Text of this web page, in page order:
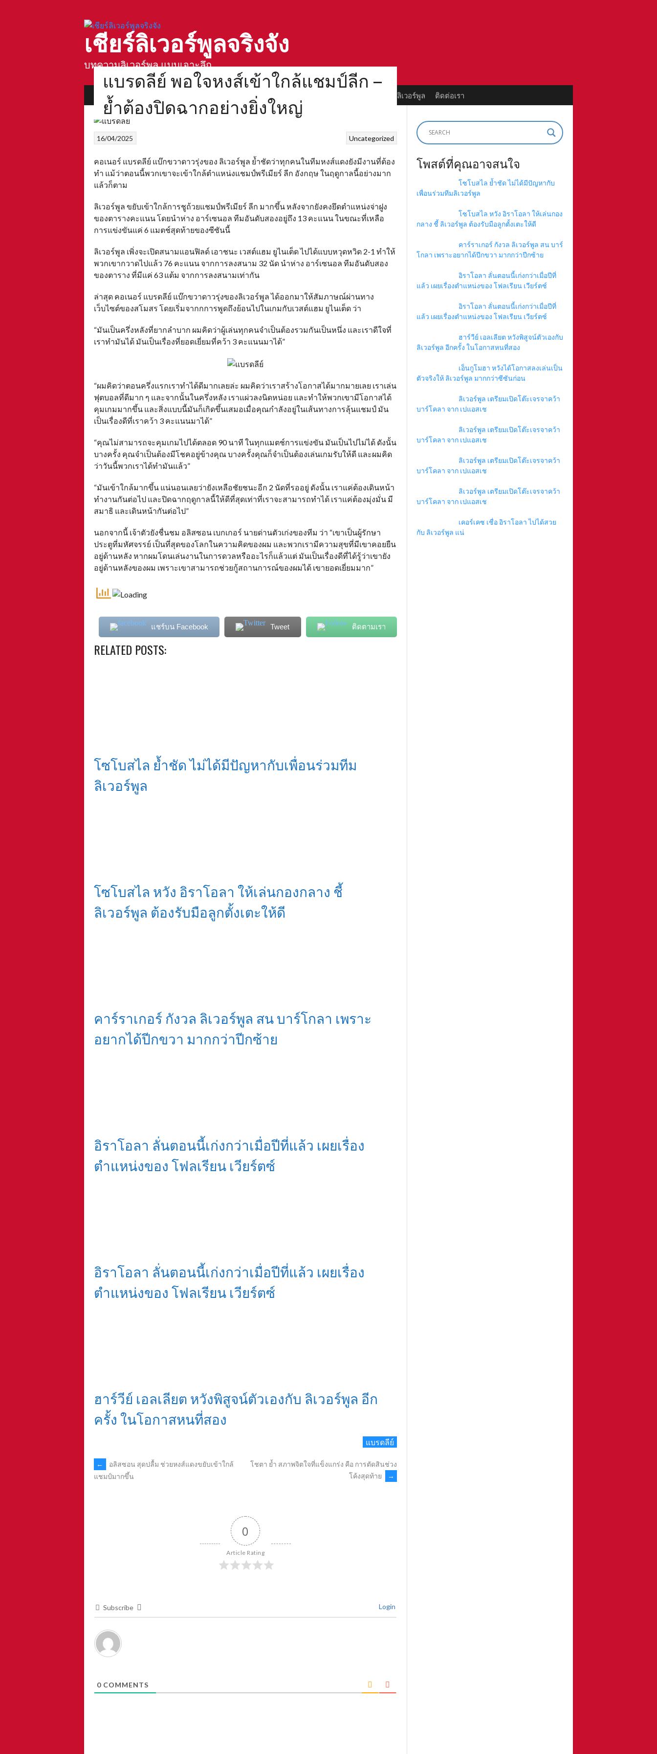
เชียร์ลิเวอร์พูลจริงจัง
บทความลิเวอร์พูล แบบเจาะลึก
บทความลิเวอร์พูล ตำนานลิเวอร์พูล ตำนานนักเตะลิเวอร์พูล ติดต่อเรา
แบรดลีย์ พอใจหงส์เข้าใกล้แชมป์ลีก –
ย้ำต้องปิดฉากอย่างยิ่งใหญ่
Uncategorized
16/04/2025
คอเนอร์ แบรดลีย์ แบ๊กขวาดาวรุ่งของ ลิเวอร์พูล ย้ำชัดว่าทุกคนในทีมหงส์แดงยังมีงานที่ต้อง
ทำ แม้ว่าตอนนี้พวกเขาจะเข้าใกล้ตำแหน่งแชมป์พรีเมียร์ ลีก อังกฤษ ในฤดูกาลนี้อย่างมาก
แล้วก็ตาม
ลิเวอร์พูล ขยับเข้าใกล้การชูถ้วยแชมป์พรีเมียร์ ลีก มากขึ้น หลังจากยังคงยึดตำแหน่งจ่าฝูง
ของตารางคะแนน โดยนำห่าง อาร์เซนอล ทีมอันดับสองอยู่ถึง 13 คะแนน ในขณะที่เหลือ
การแข่งขันแค่ 6 แมตช์สุดท้ายของซีซันนี้
ลิเวอร์พูล เพิ่งจะเปิดสนามแอนฟิลด์ เอาชนะ เวสต์แฮม ยูไนเต็ด ไปได้แบบหวุดหวิด 2-1 ทำให้
พวกเขากวาดไปแล้ว 76 คะแนน จากการลงสนาม 32 นัด นำห่าง อาร์เซนอล ทีมอันดับสอง
ของตาราง ที่มีแค่ 63 แต้ม จากการลงสนามเท่ากัน
ล่าสุด คอเนอร์ แบรดลีย์ แบ๊กขวาดาวรุ่งของลิเวอร์พูล ได้ออกมาให้สัมภาษณ์ผ่านทาง
เว็บไซต์ของสโมสร โดยเริ่มจากกการพูดถึงย้อนไปในเกมกับเวสต์แฮม ยูไนเต็ด ว่า
“มันเป็นครึ่งหลังที่ยากลำบาก ผมคิดว่าผู้เล่นทุกคนจำเป็นต้องรวมกันเป็นหนึ่ง และเราดีใจที่
เราทำมันได้ มันเป็นเรื่องที่ยอดเยี่ยมที่คว้า 3 คะแนนมาได้”
“ผมคิดว่าตอนครึ่งแรกเราทำได้ดีมากเลยล่ะ ผมคิดว่าเราสร้างโอกาสได้มากมายเลย เราเล่น
ฟุตบอลที่ดีมาก ๆ และจากนั้นในครึ่งหลัง เราแผ่วลงนิดหน่อย และทำให้พวกเขามีโอกาสได้
คุมเกมมากขึ้น และสิ่งแบบนี้มันก็เกิดขึ้นเสมอเมื่อคุณกำลังอยู่ในเส้นทางการลุ้นแชมป์ มัน
เป็นเรื่องดีที่เราคว้า 3 คะแนนมาได้”
“คุณไม่สามารถจะคุมเกมไปได้ตลอด 90 นาที ในทุกแมตช์การแข่งขัน มันเป็นไปไม่ได้ ดังนั้น
บางครั้ง คุณจำเป็นต้องมีโชคอยู่ข้างคุณ บางครั้งคุณก็จำเป็นต้องเล่นเกมรับให้ดี และผมคิด
ว่าวันนี้พวกเราได้ทำมันแล้ว”
“มันเข้าใกล้มากขึ้น แน่นอนเลยว่ายังเหลือชัยชนะอีก 2 นัดที่รออยู่ ดังนั้น เราแค่ต้องเดินหน้า
ทำงานกันต่อไป และปิดฉากฤดูกาลนี้ให้ดีที่สุดเท่าที่เราจะสามารถทำได้ เราแค่ต้องมุ่งมั่น มี
สมาธิ และเดินหน้ากันต่อไป”
นอกจากนี้ เจ้าตัวยังชื่นชม อลิสซอน เบกเกอร์ นายด่านตัวเก่งของทีม ว่า “เขาเป็นผู้รักษา
ประตูที่มหัศจรรย์ เป็นที่สุดของโลกในความคิดของผม และพวกเรามีความสุขที่มีเขาคอยยืน
อยู่ด้านหลัง หากผมโดนเล่นงานในการดวลหรืออะไรก็แล้วแต่ มันเป็นเรื่องดีที่ได้รู้ว่าเขายัง
อยู่ด้านหลังของผม เพราะเขาสามารถช่วยกู้สถานการณ์ของผมได้ เขายอดเยี่ยมมาก”
แชร์บน Facebook Tweet ติดตามเรา
RELATED POSTS:
โซโบสไล ย้ำชัด ไม่ได้มีปัญหากับเพื่อนร่วมทีม
ลิเวอร์พูล
โซโบสไล หวัง อิราโอลา ให้เล่นกองกลาง ชี้
ลิเวอร์พูล ต้องรับมือลูกตั้งเตะให้ดี
คาร์ราเกอร์ กังวล ลิเวอร์พูล สน บาร์โกลา เพราะ
อยากได้ปีกขวา มากกว่าปีกซ้าย
อิราโอลา ลั่นตอนนี้เก่งกว่าเมื่อปีที่แล้ว เผยเรื่อง
ตำแหน่งของ โฟลเรียน เวียร์ตซ์
อิราโอลา ลั่นตอนนี้เก่งกว่าเมื่อปีที่แล้ว เผยเรื่อง
ตำแหน่งของ โฟลเรียน เวียร์ตซ์
ฮาร์วีย์ เอลเลียต หวังพิสูจน์ตัวเองกับ ลิเวอร์พูล อีก
ครั้ง ในโอกาสหนที่สอง
แบรดลีย์
POST
←
อลิสซอน สุดปลื้ม ช่วยหงส์แดงขยับเข้าใกล้
แชมป์มากขึ้น
โชตา ย้ำ สภาพจิตใจที่แข็งแกร่ง คือ การตัดสินช่วง
โค้งสุดท้าย
→
0
Article Rating
Subscribe Login
0 COMMENTS
โพสต์ที่คุณอาจสนใจ
โซโบสไล ย้ำชัด ไม่ได้มีปัญหากับ
เพื่อนร่วมทีมลิเวอร์พูล
โซโบสไล หวัง อิราโอลา ให้เล่นกอง
กลาง ชี้ ลิเวอร์พูล ต้องรับมือลูกตั้งเตะให้ดี
คาร์ราเกอร์ กังวล ลิเวอร์พูล สน บาร์
โกลา เพราะอยากได้ปีกขวา มากกว่าปีกซ้าย
อิราโอลา ลั่นตอนนี้เก่งกว่าเมื่อปีที่
แล้ว เผยเรื่องตำแหน่งของ โฟลเรียน เวียร์ตซ์
อิราโอลา ลั่นตอนนี้เก่งกว่าเมื่อปีที่
แล้ว เผยเรื่องตำแหน่งของ โฟลเรียน เวียร์ตซ์
ฮาร์วีย์ เอลเลียต หวังพิสูจน์ตัวเองกับ
ลิเวอร์พูล อีกครั้ง ในโอกาสหนที่สอง
เอ็นกูโมฮา หวังได้โอกาสลงเล่นเป็น
ตัวจริงให้ ลิเวอร์พูล มากกว่าซีซันก่อน
ลิเวอร์พูล เตรียมเปิดโต๊ะเจรจาคว้า
บาร์โคลา จาก เปแอสเช
ลิเวอร์พูล เตรียมเปิดโต๊ะเจรจาคว้า
บาร์โคลา จาก เปแอสเช
ลิเวอร์พูล เตรียมเปิดโต๊ะเจรจาคว้า
บาร์โคลา จาก เปแอสเช
ลิเวอร์พูล เตรียมเปิดโต๊ะเจรจาคว้า
บาร์โคลา จาก เปแอสเช
เคอร์เคซ เชื่อ อิราโอลา ไปได้สวย
กับ ลิเวอร์พูล แน่